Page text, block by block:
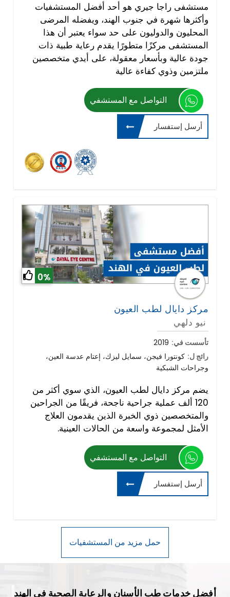
مستشفى راجا جيري هو أحد أفضل المستشفيات
وأكثرها شهرة في جنوب الهند، ويفضله المرضى
المحليون والدوليون على حد سواء يعتبر أن هذا
المستشفى مركزًا متطورًا يقدم رعاية طبية ذات
جودة عالية وبأسعار معقولة، على أيدي متخصصين
ملتزمين وذوي كفاءة عالية
التواصل مع المستشفي
أرسل إستفسار
0%
مركز دايال لطب العيون
نيو دلهي
تأسست في: 2019
رائج ل: كونتورا فيجن، سمايل ليزك، إعتام عدسة العين،
وجراحات الشبكية
يضم مركز دايال لطب العيون، الذي سوي أكثر من
120 ألف عملية جراحية ناجحة، فريقًا من الجراحين
والمتخصصين ذوي الخبرة الذين يقدمون العلاج
الأمثل لمجموعة واسعة من الحالات العينية.
التواصل مع المستشفي
أرسل إستفسار
أفضل خدمات طب الأسنان والرعاية الصحية في الهند